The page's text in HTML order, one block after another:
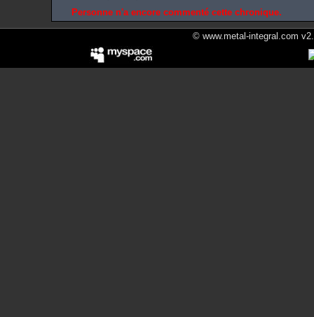
Personne n'a encore commenté cette chronique.
© www.metal-integral.com